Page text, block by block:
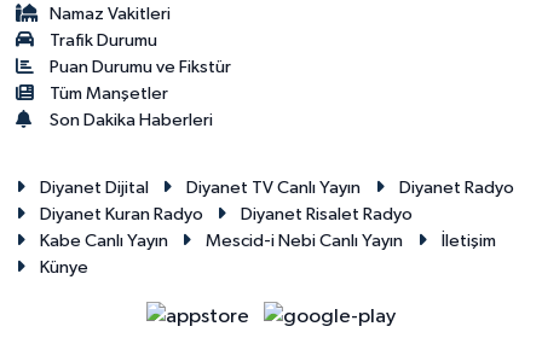
Namaz Vakitleri
Trafik Durumu
Puan Durumu ve Fikstür
Tüm Manşetler
Son Dakika Haberleri
Diyanet Dijital Diyanet TV Canlı Yayın
Diyanet Radyo
Diyanet Kuran Radyo
Diyanet Risalet Radyo
Kabe Canlı Yayın
Mescid-i Nebi Canlı Yayın
İletişim
Künye